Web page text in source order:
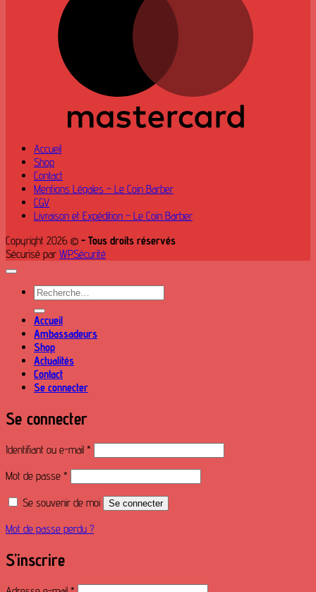
Accueil
Shop
Contact
Mentions Légales – Le Coin Barber
CGV
Livraison et Expédition – Le Coin Barber
Copyright 2026 © - Tous droits réservés
Sécurisé par WPSécurité
Recherche
pour :
Accueil
Ambassadeurs
Shop
Actualités
Contact
Se connecter
Se connecter
Identifiant ou e-mail *
Mot de passe *
Se souvenir de moi Se connecter
Mot de passe perdu ?
S’inscrire